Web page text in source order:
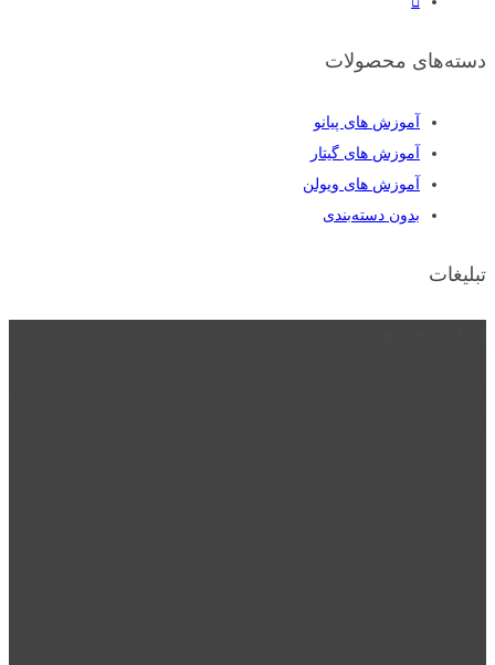
دسته‌های محصولات
آموزش های پیانو
آموزش های گیتار
آموزش های ویولن
بدون دسته‌بندی
تبلیغات